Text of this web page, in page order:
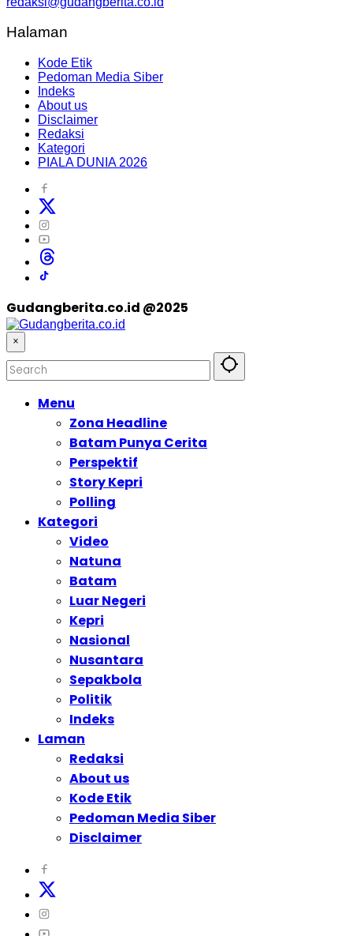
Halaman
Kode Etik
Pedoman Media Siber
Indeks
About us
Disclaimer
Redaksi
Kategori
PIALA DUNIA 2026
Gudangberita.co.id @2025
×
Menu
Zona Headline
Batam Punya Cerita
Perspektif
Story Kepri
Polling
Kategori
Video
Natuna
Batam
Luar Negeri
Kepri
Nasional
Nusantara
Sepakbola
Politik
Indeks
Laman
Redaksi
About us
Kode Etik
Pedoman Media Siber
Disclaimer